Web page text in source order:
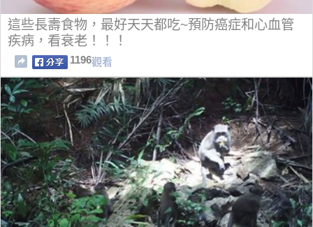
這些長壽食物，最好天天都吃~預防癌症和心血管
疾病，看衰老！！！
1196觀看